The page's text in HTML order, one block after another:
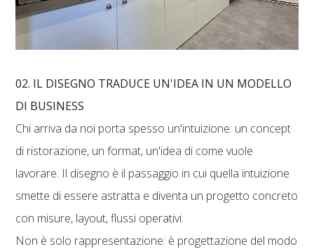
02. IL DISEGNO TRADUCE UN'IDEA IN UN MODELLO
DI BUSINESS
Chi arriva da noi porta spesso un'intuizione: un concept
di ristorazione, un format, un'idea di come vuole
lavorare. Il disegno è il passaggio in cui quella intuizione
smette di essere astratta e diventa un progetto concreto
con misure, layout, flussi operativi.
Non è solo rappresentazione: è progettazione del modo